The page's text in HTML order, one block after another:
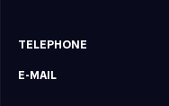
TELEPHONE
E-MAIL